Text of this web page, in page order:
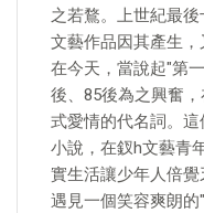
之若鶩。上世紀最
文藝作品因其產生，
在今天，當說起"第
後、85後為之興奮
式愛情的代名詞。
小說，在釵h文藝青
實生活讓少年人倍
遇見一個笑容爽朗